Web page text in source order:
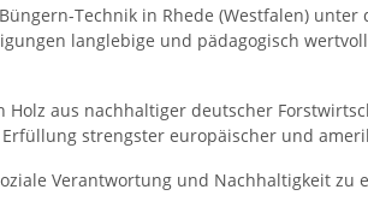
Technik in Rhede (Westfalen) unter
langlebige und pädagogisch
aus nachhaltiger deutscher
strengster europäischer und
Verantwortung und Nachhaltigkeit